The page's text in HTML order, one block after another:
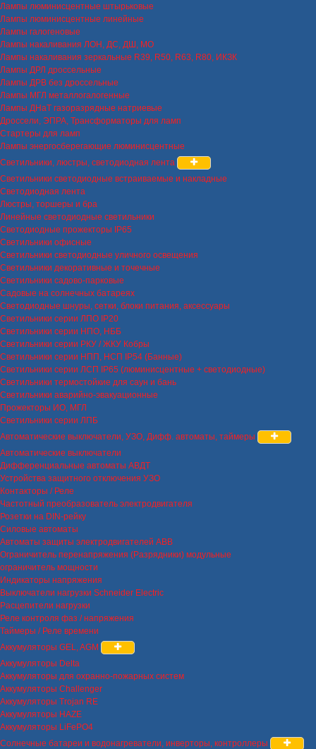
Лампы люминисцентные штырьковые
Лампы люминисцентные линейные
Лампы галогеновые
Лампы накаливания ЛОН, ДС, ДШ, МО
Лампы накаливания зеркальные R39, R50, R63, R80, ИКЗК
Лампы ДРЛ дроссельные
Лампы ДРВ без дроссельные
Лампы МГЛ металлогалогенные
Лампы ДНаТ газоразрядные натриевые
Дроссели, ЭПРА, Трансформаторы для ламп
Стартеры для ламп
Лампы энергосберегающие люминисцентные
Светильники, люстры, светодиодная лента
Светильники светодиодные встраиваемые и накладные
Светодиодная лента
Люстры, торшеры и бра
Линейные светодиодные светильники
Светодиодные прожекторы IP65
Светильники офисные
Светильники светодиодные уличного освещения
Светильники декоративные и точечные
Светильники садово-парковые
Садовые на солнечных батареях
Светодиодные шнуры, сетки, блоки питания, аксессуары
Светильники серии ЛПО IP20
Светильники серии НПО, НББ
Светильники серии РКУ / ЖКУ Кобры
Светильники серии НПП, НСП IP54 (Банные)
Светильники серии ЛСП IP65 (люминисцентные + светодиодные)
Светильники термостойкие для саун и бань
Светильники аварийно-эвакуационные
Прожекторы ИО, МГЛ
Светильники серии ЛПБ
Автоматические выключатели, УЗО, Дифф. автоматы, таймеры
Автоматические выключатели
Дифференциальные автоматы АВДТ
Устройства защитного отключения УЗО
Контакторы / Реле
Частотный преобразователь электродвигателя
Розетки на DIN-рейку
Силовые автоматы
Автоматы защиты электродвигателей ABB
Ограничитель перенапряжения (Разрядники) модульные
ограничитель мощности
Индикаторы напряжения
Выключатели нагрузки Schneider Electric
Расцепители нагрузки
Реле контроля фаз / напряжения
Таймеры / Реле времени
Аккумуляторы GEL, AGM
Аккумуляторы Delta
Аккумуляторы для охранно-пожарных систем
Аккумуляторы Challenger
Аккумуляторы Trojan RE
Аккумуляторы HAZE
Аккумуляторы LiFePO4
Солнечные батареи и водонагреватели, инверторы, контроллеры